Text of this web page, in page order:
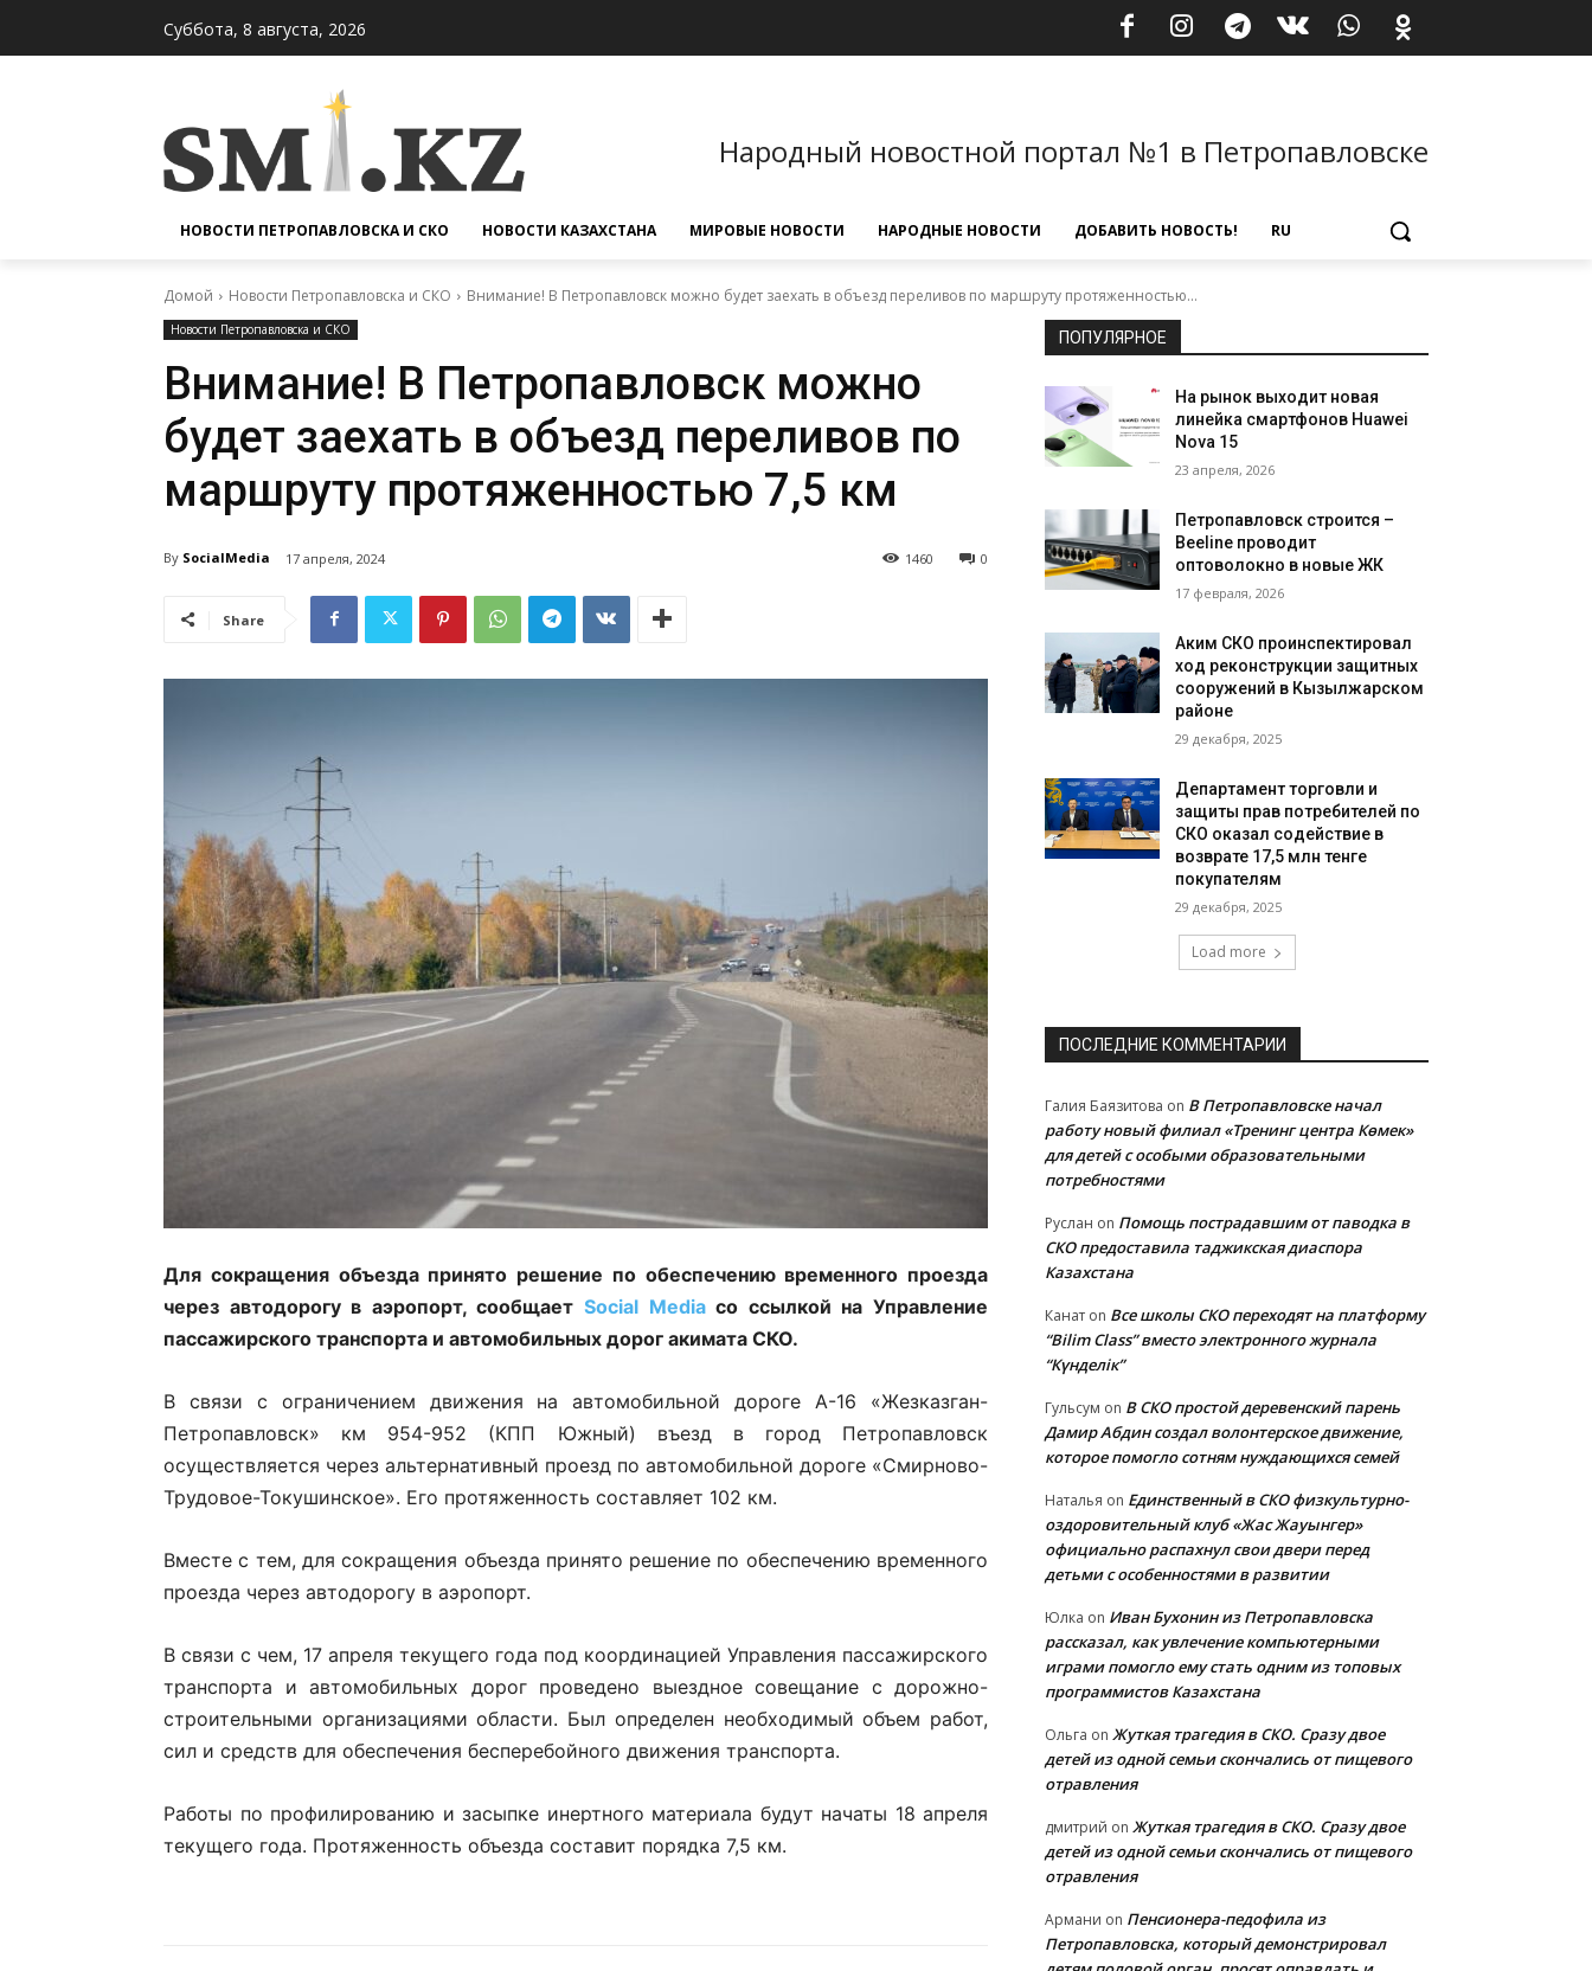
Суббота, 8 августа, 2026
Народный новостной портал №1 в Петропавловске
НОВОСТИ ПЕТРОПАВЛОВСКА И СКО НОВОСТИ КАЗАХСТАНА МИРОВЫЕ НОВОСТИ НАРОДНЫЕ НОВОСТИ ДОБАВИТЬ НОВОСТЬ! RU
Домой Новости Петропавловска и СКО Внимание! В Петропавловск можно будет заехать в объезд переливов по маршруту протяженностью...
Новости Петропавловска и СКО
Внимание! В Петропавловск можно
будет заехать в объезд переливов по
маршруту протяженностью 7,5 км
By SocialMedia 17 апреля, 2024 0
1460
Share
Для сокращения объезда принято решение по обеспечению временного проезда
через автодорогу в аэропорт, сообщает Social Mediaсо ссылкой на Управление
пассажирского транспорта и автомобильных дорог акимата СКО.
В связи с ограничением движения на автомобильной дороге А-16 «Жезказган-
Петропавловск» км 954-952 (КПП Южный) въезд в город Петропавловск
осуществляется через альтернативный проезд по автомобильной дороге «Смирново-
Трудовое-Токушинское». Его протяженность составляет 102 км.
Вместе с тем, для сокращения объезда принято решение по обеспечению временного
проезда через автодорогу в аэропорт.
В связи с чем, 17 апреля текущего года под координацией Управления пассажирского
транспорта и автомобильных дорог проведено выездное совещание с дорожно-
строительными организациями области. Был определен необходимый объем работ,
сил и средств для обеспечения бесперебойного движения транспорта.
Работы по профилированию и засыпке инертного материала будут начаты 18 апреля
текущего года. Протяженность объезда составит порядка 7,5 км.
ПОПУЛЯРНОЕ
На рынок выходит новая
линейка смартфонов Huawei
Nova 15
23 апреля, 2026
Петропавловск строится –
Beeline проводит
оптоволокно в новые ЖК
17 февраля, 2026
Аким СКО проинспектировал
ход реконструкции защитных
сооружений в Кызылжарском
районе
29 декабря, 2025
Департамент торговли и
защиты прав потребителей по
СКО оказал содействие в
возврате 17,5 млн тенге
покупателям
29 декабря, 2025
Load more
ПОСЛЕДНИЕ КОММЕНТАРИИ
Галия Баязитова on В Петропавловске начал
работу новый филиал «Тренинг центра Көмек»
для детей с особыми образовательными
потребностями
Руслан on Помощь пострадавшим от паводка в
СКО предоставила таджикская диаспора
Казахстана
Канат on Все школы СКО переходят на платформу
“Bilim Class” вместо электронного журнала
“Күнделік”
Гульсум on В СКО простой деревенский парень
Дамир Абдин создал волонтерское движение,
которое помогло сотням нуждающихся семей
Наталья on Единственный в СКО физкультурно-
оздоровительный клуб «Жас Жауынгер»
официально распахнул свои двери перед
детьми с особенностями в развитии
Юлка on Иван Бухонин из Петропавловска
рассказал, как увлечение компьютерными
играми помогло ему стать одним из топовых
программистов Казахстана
Ольга on Жуткая трагедия в СКО. Сразу двое
детей из одной семьи скончались от пищевого
отравления
дмитрий on Жуткая трагедия в СКО. Сразу двое
детей из одной семьи скончались от пищевого
отравления
Армани on Пенсионера-педофила из
Петропавловска, который демонстрировал